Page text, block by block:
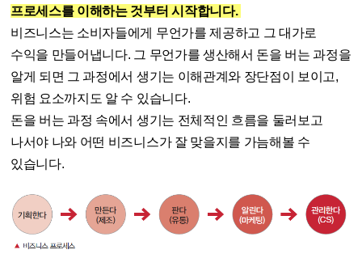
프로세스를 이해하는 것부터 시작합니다.
비즈니스는 소비자들에게 무언가를 제공하고 그 대가로
수익을 만들어냅니다. 그 무언가를 생산해서 돈을 버는 과정을
알게 되면 그 과정에서 생기는 이해관계와 장단점이 보이고,
위험 요소까지도 알 수 있습니다.
돈을 버는 과정 속에서 생기는 전체적인 흐름을 둘러보고
나서야 나와 어떤 비즈니스가 잘 맞을지를 가늠해볼 수
있습니다.